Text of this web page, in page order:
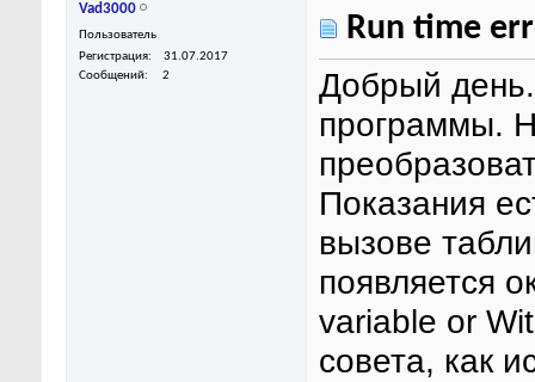
Vad3000
Пользователь
Регистрация
31.07.2017
Сообщений
2
Run time
Добрый
программы.
Показания
вызове
появляется
variable or
совета, как